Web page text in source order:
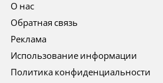
О нас
Обратная связь
Реклама
Использование информации
Политика конфиденциальности